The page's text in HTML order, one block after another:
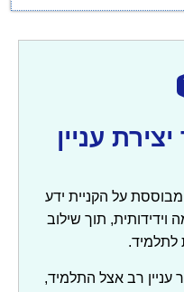
עניין
על הקניית ידע
וידידותית, תוך שילוב
לתלמיד.
עניין רב אצל התלמיד,